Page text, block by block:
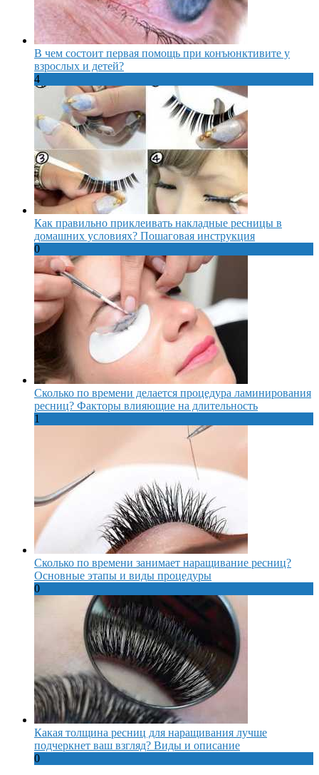
В чем состоит первая помощь при конъюнктивите у
взрослых и детей?
4
Как правильно приклеивать накладные ресницы в
домашних условиях? Пошаговая инструкция
0
Сколько по времени делается процедура ламинирования
ресниц? Факторы влияющие на длительность
1
Сколько по времени занимает наращивание ресниц?
Основные этапы и виды процедуры
0
Какая толщина ресниц для наращивания лучше
подчеркнет ваш взгляд? Виды и описание
0